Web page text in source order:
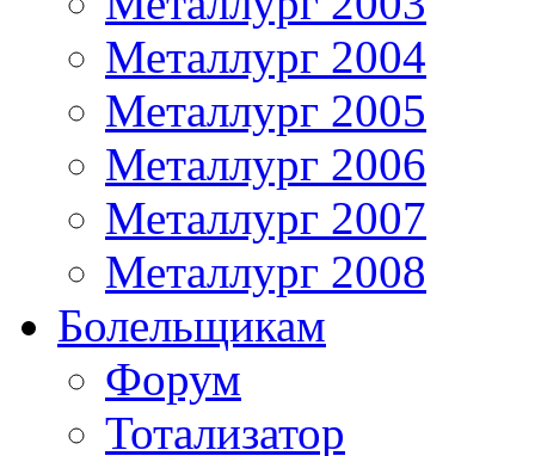
Металлург 2004
Металлург 2005
Металлург 2006
Металлург 2007
Металлург 2008
Болельщикам
Форум
Тотализатор